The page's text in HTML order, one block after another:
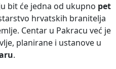
bit će jedna od ukupno pet
hrvatskih branitelja
Centar u Pakracu već je
planirane i ustanove u
.